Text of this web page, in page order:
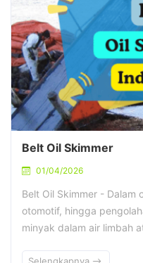
Belt Oil Skimmer
01/04/2026
Belt Oil Skimmer - Dalam
otomotif, hingga
minyak dalam air limbah